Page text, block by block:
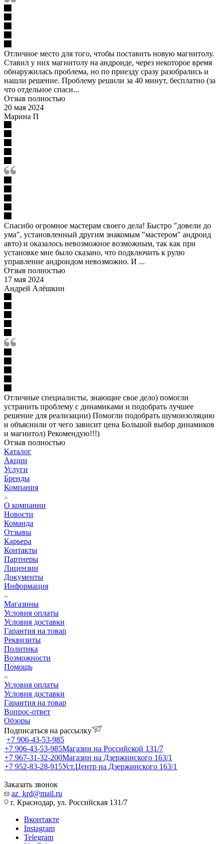
Отличное место для того, чтобы поставить новую магнитолу.
Ставил у них магнитолу на андроиде, через некоторое время
обнаружилась проблема, но по приезду сразу разобрались и
нашли решение. Проблему решили за 40 минут, бесплатно (за
что отдельное спаси...
Отзыв полностью
20 мая 2024
Марина П
Спасибо огромное мастерам своего дела! Быстро "довели до
ума", установленный другим знакомым "мастером" андроид
авто) и оказалось невозможное возможным, так как при
установке мне было сказано, что подключить к рулю
управление андроидом невозможно. И ...
Отзыв полностью
17 мая 2024
Андрей Алёшкин
Отличные специалисты, знающие свое дело) помогли
устранить проблему с динамиками и подобрать лучшее
решение для реализации) Помогли подобрать шумоизоляцию
и объяснили от чего зависит цена Большой выбор динамиков
и магнитол) Рекомендую!!!)
Отзыв полностью
Каталог
Акции
Услуги
Бренды
Компания
О компании
Новости
Команда
Отзывы
Карьера
Контакты
Партнеры
Лицензии
Документы
Информация
Магазины
Условия оплаты
Условия доставки
Гарантия на товар
Реквизиты
Политика
Возможности
Помощь
Условия оплаты
Условия доставки
Гарантия на товар
Вопрос-ответ
Обзоры
Подписаться на рассылку
+7 906-43-53-985
+7 906-43-53-985Магазин на Российской 131/7
+7 967-31-32-200Магазин на Дзержинского 163/1
+7 952-83-28-915Уст.Центр на Дзержинского 163/1
Заказать звонок
az_krd@mail.ru
г. Краснодар, ул. Российская 131/7
Вконтакте
Instagram
Telegram